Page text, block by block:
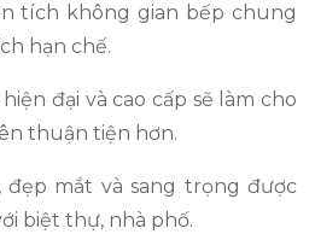
tích không gian bếp chung
hạn chế.
đại và cao cấp sẽ làm cho
thuận tiện hơn.
đẹp mắt và sang trọng được
biệt thự, nhà phố.